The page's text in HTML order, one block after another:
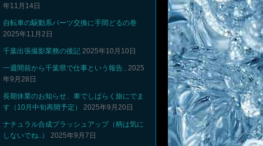
年11月14日
自転車の駆動系パーツ交換に手間どるの巻
2025年11月2日
千葉出張撮影業務の後記 2025年10月10日
一週間前から千葉県で仕事という報告.. 2025
年9月28日
長期休業のお知らせ、車でしばらく旅にでま
す（10月中旬再開予定）
2025年9月20日
ナチュラル合成ブラッシュアップ（柄は気に
しないでね..）
2025年9月7日